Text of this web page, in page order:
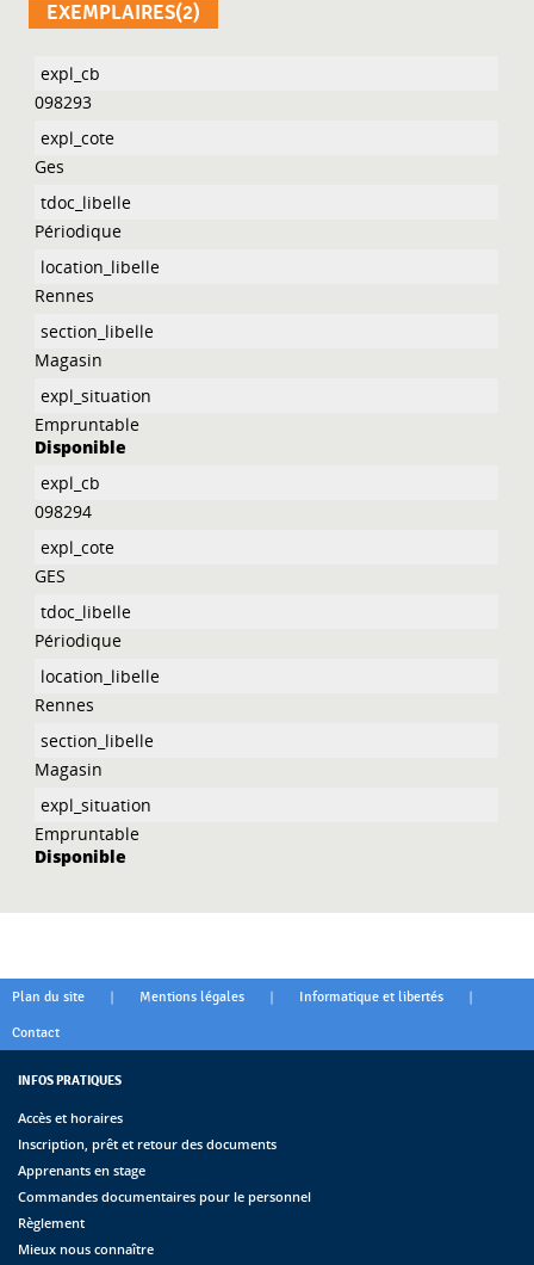
EXEMPLAIRES(2)
098293
Ges
Périodique
Rennes
Magasin
Empruntable
Disponible
098294
GES
Périodique
Rennes
Magasin
Empruntable
Disponible
Plan du site | Mentions légales | Informatique et libertés |
Contact
INFOS PRATIQUES
Accès et horaires
Inscription, prêt et retour des documents
Apprenants en stage
Commandes documentaires pour le personnel
Règlement
Mieux nous connaître